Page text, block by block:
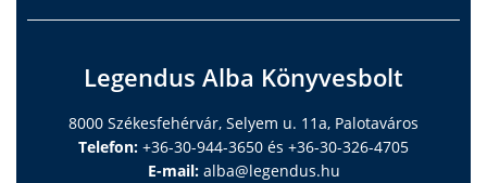
Legendus Alba Könyvesbolt
8000 Székesfehérvár, Selyem u. 11a, Palotaváros
Telefon: +36-30-944-3650 és +36-30-326-4705
E-mail: alba@legendus.hu